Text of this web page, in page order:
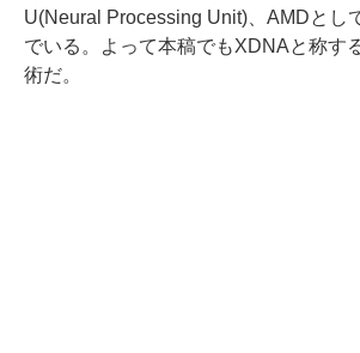
U(Neural Processing Unit)、AMDとし
でいる。よって本稿でもXDNAと称す
術だ。